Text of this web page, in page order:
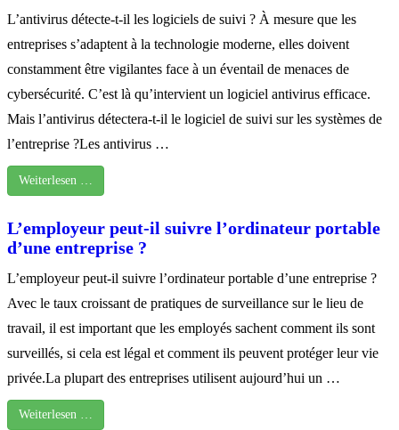
L’antivirus détecte-t-il les logiciels de suivi ? À mesure que les
entreprises s’adaptent à la technologie moderne, elles doivent
constamment être vigilantes face à un éventail de menaces de
cybersécurité. C’est là qu’intervient un logiciel antivirus efficace.
Mais l’antivirus détectera-t-il le logiciel de suivi sur les systèmes de
l’entreprise ?Les antivirus …
Weiterlesen …
L’employeur peut-il suivre l’ordinateur portable
d’une entreprise ?
L’employeur peut-il suivre l’ordinateur portable d’une entreprise ?
Avec le taux croissant de pratiques de surveillance sur le lieu de
travail, il est important que les employés sachent comment ils sont
surveillés, si cela est légal et comment ils peuvent protéger leur vie
privée.La plupart des entreprises utilisent aujourd’hui un …
Weiterlesen …